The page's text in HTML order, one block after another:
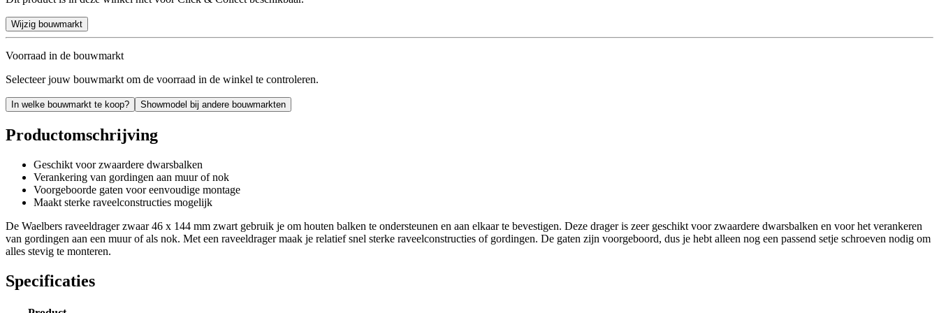
Wijzig bouwmarkt
Voorraad in de bouwmarkt
Selecteer jouw bouwmarkt om de voorraad in de winkel te controleren.
In welke bouwmarkt te koop? Showmodel bij andere bouwmarkten
Productomschrijving
Geschikt voor zwaardere dwarsbalken
Verankering van gordingen aan muur of nok
Voorgeboorde gaten voor eenvoudige montage
Maakt sterke raveelconstructies mogelijk
De Waelbers raveeldrager zwaar 46 x 144 mm zwart gebruik je om houten balken te ondersteunen en aan elkaar te bevestigen. Deze drager is zeer geschikt voor zwaardere dwarsbalken en voor het verankeren
van gordingen aan een muur of als nok. Met een raveeldrager maak je relatief snel sterke raveelconstructies of gordingen. De gaten zijn voorgeboord, dus je hebt alleen nog een passend setje schroeven nodig om
alles stevig te monteren.
Specificaties